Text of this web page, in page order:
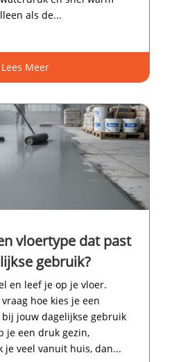
als de...
Lees Meer
vloertype dat past
gebruik?
en leef je op je vloer.​
hoe kies je een
jouw dagelijkse gebruik
je een druk gezin,
je veel vanuit huis, dan...